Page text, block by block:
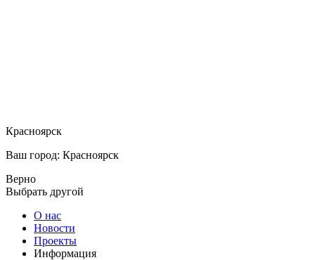
Красноярск
Ваш город: Красноярск
Верно
Выбрать другой
О нас
Новости
Проекты
Информация